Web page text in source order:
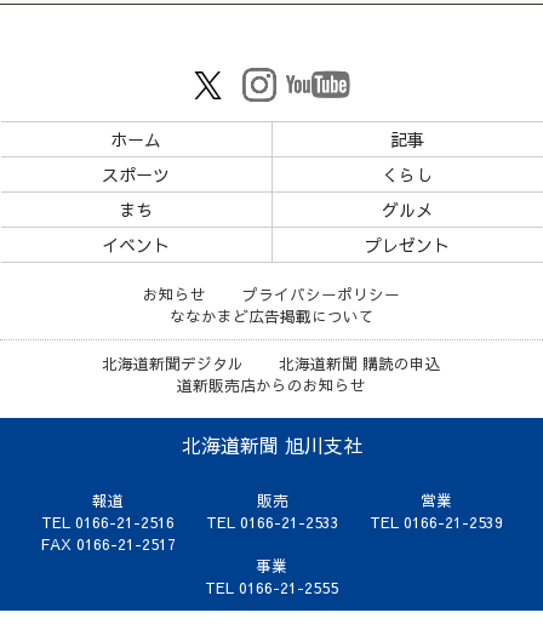
ホーム
記事
スポーツ
くらし
まち
グルメ
イベント
プレゼント
お知らせ
プライバシーポリシー
ななかまど広告掲載について
北海道新聞デジタル
北海道新聞 購読の申込
道新販売店からのお知らせ
北海道新聞 旭川支社
報道
TEL 0166-21-2516
FAX 0166-21-2517
販売
TEL 0166-21-2533
営業
TEL 0166-21-2539
事業
TEL 0166-21-2555